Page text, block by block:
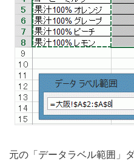
元の「データラベル範囲」